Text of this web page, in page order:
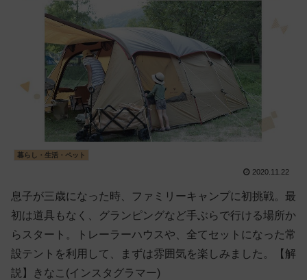
暮らし・生活・ペット
2020.11.22
息子が三歳になった時、ファミリーキャンプに初挑戦。最
初は道具もなく、グランピングなど手ぶらで行ける場所か
らスタート。トレーラーハウスや、全てセットになった常
設テントを利用して、まずは雰囲気を楽しみました。【解
説】きなこ(インスタグラマー)